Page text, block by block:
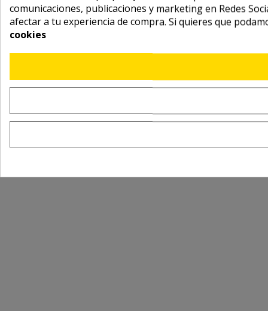
comunicaciones, publicaciones y marketing en Redes
afectar a tu experiencia de compra. Si quieres que
cookies